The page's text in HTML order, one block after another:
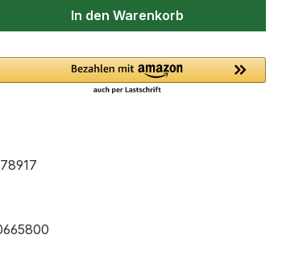
Gib den gewünschten Wert
In den Warenkorb